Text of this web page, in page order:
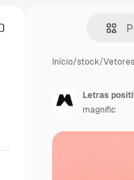
Início/stock/Vetores
Letras
magnific